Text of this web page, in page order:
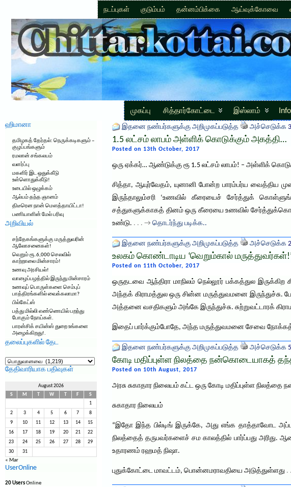
நடப்புகள் குடும்பம் தன்னம்பிக்கை ஆய்வுக்கோவை
முகப்பு சித்தார்கோட்டை இஸ்லாம்
ஹிமானா
தமிழகத் தேர்தல்: நெருக்கடிகளும் –
குழப்பங்களும்
ரமலான் சங்கலபம்
வளர்ப்பு
மகளிர் இட ஒதுக்கீடு
உள்ளொதுக்கீடு!
உடையில் ஒழுக்கம்
ஆல்பம் தந்த ஞானம்
திடீரென நான் மௌத்தாயிட்டா!
பணியாளின் மேல் பரிவு
அறிவியல்
சந்தேகங்களுக்கு மருத்துவரின்
ஆலோசனைகள்!
வெறும் ரூ.6,000 செலவில்
காற்றாலை மின்சாரம்!
உணவு அரசியல்!
வாழைப்பழத்தில் இருந்து மின்சாரம்
உணவுப் பொருள்களை செம்புப்
பாத்திரங்களில் வைக்கலாமா?
பில்கேட்ஸ்
பத்து மில்லி எண்ணெயில் பறந்து
போகும் நோய்கள்.
பாரன்சிக் சயின்ஸ் துறை உங்களை
அழைக்கிறது!.
தலைப்புகளில் தேட
தலைப்புகளில்
தேட
தேதிவாரியாக பதிவுகள்
August 2026
S
M W F
S
1
2 3 4 5 6 7 8
9 10 11 12 13 14 15
16 17 18 19 20 21 22
23 24 25 26 27 28 29
30 31
« Mar
UserOnline
20 UsersOnline
இதனை நண்பர்களுக்கு அறிமுகப்படுத்த அச்செடுக்க
1.5 லட்சம் லாபம் அள்ளிக் கொடுக்கும் அகத்தி…
Posted on 13th October, 2017
ஒரு ஏக்கர்… ஆண்டுக்கு ரூ 1.5 லட்சம் லாபம்! – அள்ளிக்
சித்தா, ஆயுர்வேதம், யுனானி போன்ற பாரம்பர்ய வைத்திய
இருந்தாலும்சரி ‘உணவில் கீரையைச் சேர்த்துக்
சத்துகளுக்காகத் தினம் ஒரு கீரையை உணவில்
உண்டு. . . . → தொடர்ந்து படிக்க..
இதனை நண்பர்களுக்கு அறிமுகப்படுத்த அச்செடுக்க
உலகம் கொண்டாடிய ‘வெறும்கால்
Posted on 11th October, 2017
ஒருதடவை ஆந்திரா மாநிலம் நெல்லூர் பக்கத்துல
அந்தக் கிராமத்துல ஒரு சின்ன மருத்துவமனை
அத்தனை வசதிகளும் அங்கே இருந்துச்சு. சுற்றுவட்டாரக்
இதைப் பார்க்கும்போதே, அந்த மருத்துவமனை சேவை
இதனை நண்பர்களுக்கு அறிமுகப்படுத்த அச்செடுக்க
கோடி மதிப்புள்ள நிலத்தை நன்கொடையாகத்
Posted on 10th August, 2017
அரசு சுகாதார நிலையம் கட்ட ஒரு கோடி மதிப்புள்ள
சுகாதார நிலையம்
“இதோ இந்த பில்டிங் இருக்கே, அது எங்க தாத்தாவோட
நிலத்தைத் தருபவர்களைச் சம காலத்தில் பார்ப்பது அரிது.
உதாரணம் ரஹமத் நிஷா.
புதுக்கோட்டை மாவட்டம், பொன்னமராவதியை அடுத்துள்ளது .